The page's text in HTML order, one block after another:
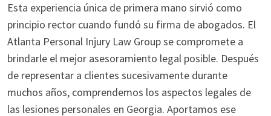
Esta experiencia única de primera mano sirvió como
principio rector cuando fundó su firma de abogados. El
Atlanta Personal Injury Law Group se compromete a
brindarle el mejor asesoramiento legal posible. Después
de representar a clientes sucesivamente durante
muchos años, comprendemos los aspectos legales de
las lesiones personales en Georgia. Aportamos ese